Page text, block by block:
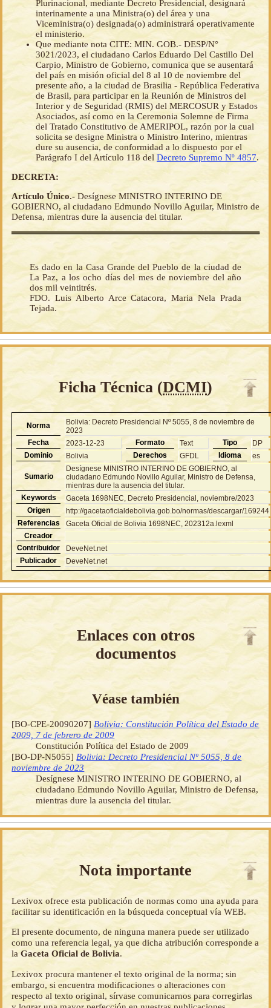
Plurinacional, mediante Decreto Presidencial, designará
interinamente a una Ministra(o) del área y una
Viceministra(o) designada(o) administrará operativamente
el ministerio.
Que mediante nota CITE: MIN. GOB.- DESP/N°
3021/2023, el ciudadano Carlos Eduardo Del Castillo Del
Carpio, Ministro de Gobierno, comunica que se ausentará
del país en misión oficial del 8 al 10 de noviembre del
presente año, a la ciudad de Brasilia - República Federativa
de Brasil, para participar en la Reunión de Ministros del
Interior y de Seguridad (RMIS) del MERCOSUR y Estados
Asociados, así como en la Ceremonia Solemne de Firma
del Tratado Constitutivo de AMERIPOL, razón por la cual
solicita se designe Ministra o Ministro Interino, mientras
dure su ausencia, de conformidad a lo dispuesto por el
Parágrafo I del Artículo 118 del Decreto Supremo Nº 4857.
DECRETA:
Artículo Único.- Desígnese MINISTRO INTERINO DE
GOBIERNO, al ciudadano Edmundo Novillo Aguilar, Ministro de
Defensa, mientras dure la ausencia del titular.
Es dado en la Casa Grande del Pueblo de la ciudad de
La Paz, a los ocho días del mes de noviembre del año
dos mil veintitrés.
FDO. Luis Alberto Arce Catacora, Maria Nela Prada
Tejada.
Ficha Técnica (DCMI)
Norma
Bolivia: Decreto Presidencial Nº 5055, 8 de noviembre de
2023
Fecha
2023-12-23 Formato Text Tipo
DP
Dominio
Bolivia Derechos GFDL Idioma es
Sumario
Desígnese MINISTRO INTERINO DE GOBIERNO, al
ciudadano Edmundo Novillo Aguilar, Ministro de Defensa,
mientras dure la ausencia del titular.
Keywords
Gaceta 1698NEC, Decreto Presidencial, noviembre/2023
Origen
http://gacetaoficialdebolivia.gob.bo/normas/descargar/169244
Referencias
Gaceta Oficial de Bolivia 1698NEC, 202312a.lexml
Creador
Contribuidor
DeveNet.net
Publicador
DeveNet.net
Enlaces con otros
documentos
Véase también
[BO-CPE-20090207] Bolivia: Constitución Política del Estado de
2009, 7 de febrero de 2009
Constitución Política del Estado de 2009
[BO-DP-N5055] Bolivia: Decreto Presidencial Nº 5055, 8 de
noviembre de 2023
Desígnese MINISTRO INTERINO DE GOBIERNO, al
ciudadano Edmundo Novillo Aguilar, Ministro de Defensa,
mientras dure la ausencia del titular.
Nota importante
Lexivox ofrece esta publicación de normas como una ayuda para
facilitar su identificación en la búsqueda conceptual vía WEB.
El presente documento, de ninguna manera puede ser utilizado
como una referencia legal, ya que dicha atribución corresponde a
laGaceta Oficial de Bolivia.
Lexivox procura mantener el texto original de la norma; sin
embargo, si encuentra modificaciones o alteraciones con
respecto al texto original, sírvase comunicarnos para corregirlas